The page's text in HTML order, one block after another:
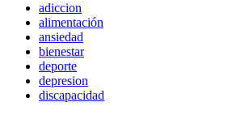
adiccion
alimentación
ansiedad
bienestar
deporte
depresion
discapacidad